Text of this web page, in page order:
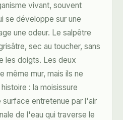
vivant, souvent
se développe sur une
une odeur. Le salpêtre
sec au toucher, sans
les doigts. Les deux
même mur, mais ils ne
: la moisissure
surface entretenue par l'air
de l'eau qui traverse le